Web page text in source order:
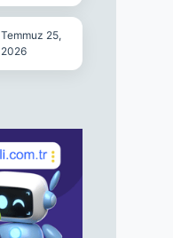
Temmuz 25,
2026